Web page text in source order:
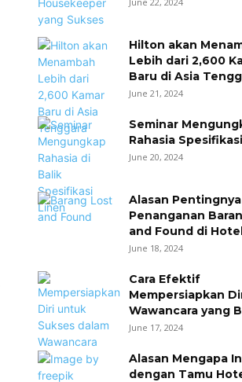
Hilton akan
Lebih dari 2,600
Baru di Asia
June 21, 2024
Seminar
Rahasia
June 20, 2024
Alasan Pentingnya
Penanganan
and Found di
June 18, 2024
Cara Efektif
Mempersiapkan
Wawancara yang
June 17, 2024
Alasan Mengapa
dengan Tamu